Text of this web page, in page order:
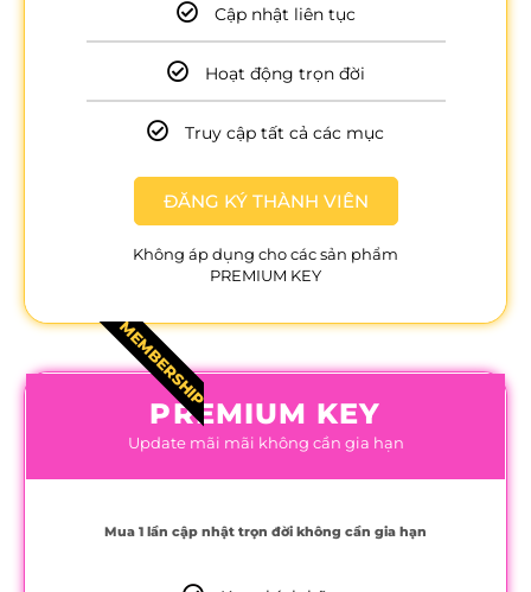
Cập nhật liên tục
Hoạt động trọn đời
Truy cập tất cả các mục
ĐĂNG KÝ THÀNH VIÊN
Không áp dụng cho các sản phẩm
PREMIUM KEY
MEMBERSHIP
PREMIUM KEY
Update mãi mãi không cần gia hạn
Mua 1 lần cập nhật trọn đời không cần gia hạn